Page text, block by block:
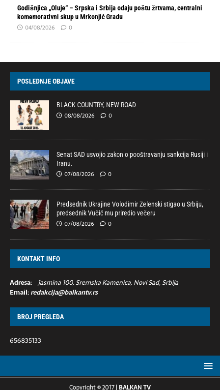
Godišnjica „Oluje“ – Srpska i Srbija odaju poštu žrtvama, centralni
komemorativni skup u Mrkonjić Gradu
04/08/2026 0
POSLEDNJE OBJAVE
BLACK COUNTRY, NEW ROAD
08/08/2026 0
Senat SAD usvojio zakon o pooštravanju sankcija Rusiji i
Iranu.
07/08/2026 0
Predsednik Ukrajine Volodimir Zelenski stigao u Srbiju,
predsednik Vučić mu priredio večeru
07/08/2026 0
KONTAKT INFO
Adresa: Jasmina 100, Sremska Kamenica, Novi Sad, Srbija
Email:redakcija@balkantv.rs
BROJ PREGLEDA
656835133
Copyright © 2017 | BALKAN TV